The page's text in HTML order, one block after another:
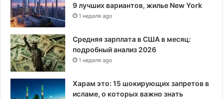
9 лучших вариантов, жилье New York
1 неделя ago
Средняя зарплата в США в месяц:
подробный анализ 2026
1 неделя ago
Харам это: 15 шокирующих запретов в
исламе, о которых важно знать